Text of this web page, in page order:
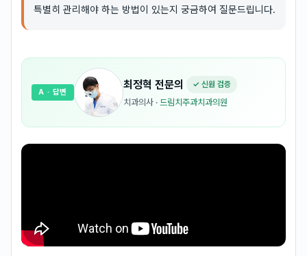
특별히 관리해야 하는 방법이 있는지 궁금하여 질문드립니다.
최정혁 전문의 ✓ 신원 검증
치과의사 · 드림치주과치과의원
A · 답변